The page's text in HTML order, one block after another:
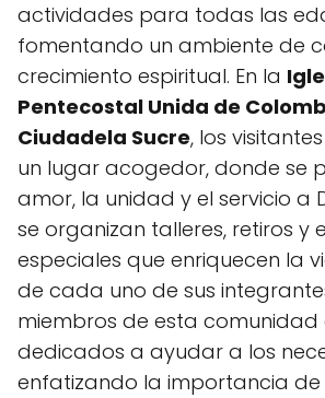
actividades para todas las
fomentando un ambiente de
crecimiento espiritual. En la
Pentecostal Unida de
Ciudadela Sucre, los
un lugar acogedor, donde se
amor, la unidad y el servicio a
se organizan talleres, retiros y
especiales que enriquecen la
de cada uno de sus
miembros de esta comunidad
dedicados a ayudar a los
enfatizando la importancia